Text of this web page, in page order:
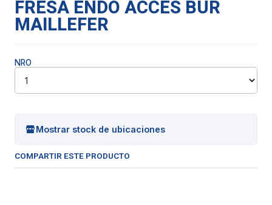
FRESA ENDO ACCES BUR
MAILLEFER
NRO
Mostrar stock de ubicaciones
COMPARTIR ESTE PRODUCTO